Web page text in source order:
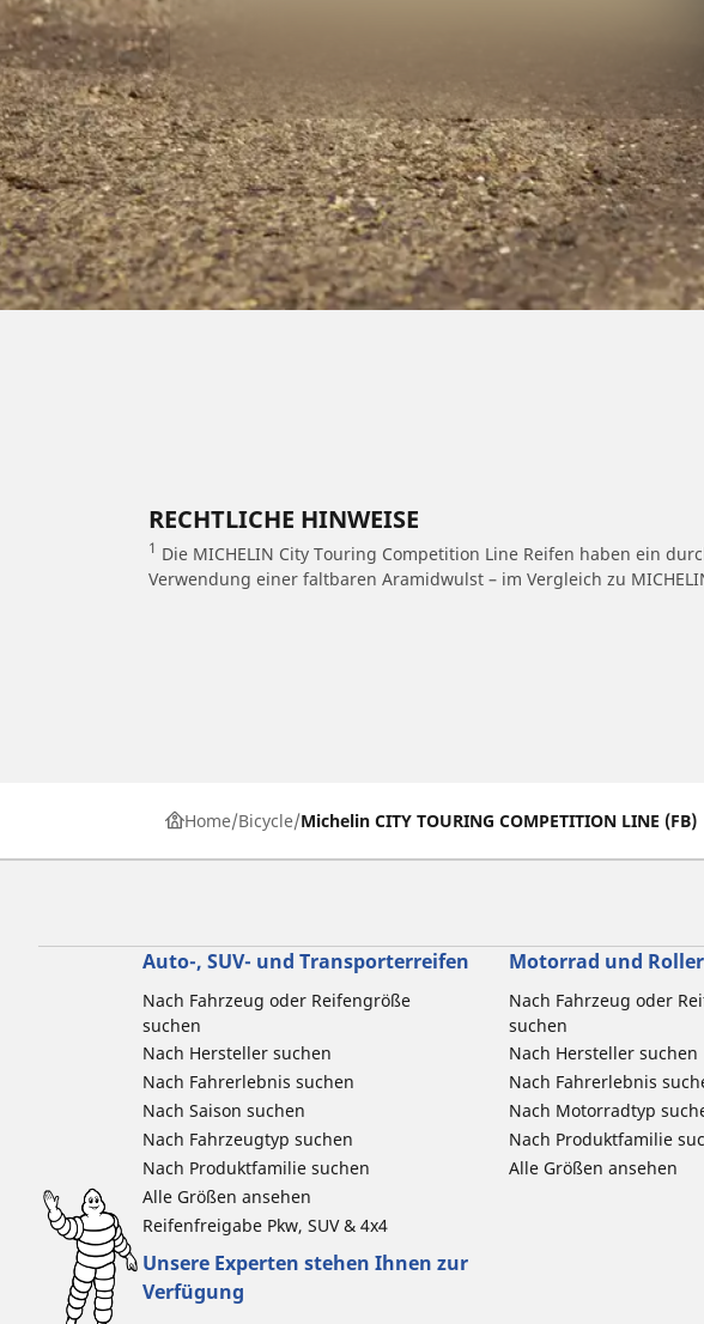
RECHTLICHE HINWEISE
1 Die MICHELIN City Touring Competition Line Reifen haben ein
Verwendung einer faltbaren Aramidwulst – im Vergleich zu
Home Bicycle Michelin CITY TOURING COMPETITION LINE (FB)
Auto-, SUV- und Transporterreifen
Nach Fahrzeug oder Reifengröße
suchen
Nach Hersteller suchen
Nach Fahrerlebnis suchen
Nach Saison suchen
Nach Fahrzeugtyp suchen
Nach Produktfamilie suchen
Alle Größen ansehen
Reifenfreigabe Pkw, SUV & 4x4
Motorrad und
Nach Fahrzeug oder
suchen
Nach Hersteller suchen
Nach Fahrerlebnis
Nach Motorradtyp
Nach Produktfamilie
Alle Größen ansehen
Unsere Experten stehen Ihnen zur
Verfügung